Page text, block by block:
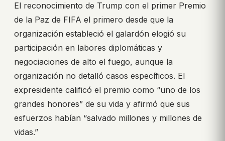
El reconocimiento de Trump con el primer Premio
de la Paz de FIFA el primero desde que la
organización estableció el galardón elogió su
participación en labores diplomáticas y
negociaciones de alto el fuego, aunque la
organización no detalló casos específicos. El
expresidente calificó el premio como “uno de los
grandes honores” de su vida y afirmó que sus
esfuerzos habían “salvado millones y millones de
vidas.”